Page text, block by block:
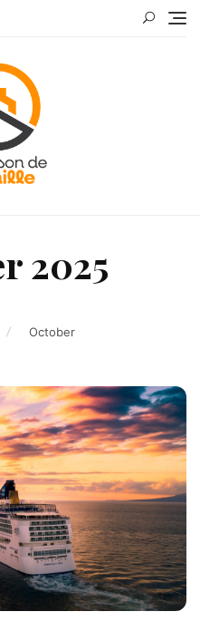
2025
October